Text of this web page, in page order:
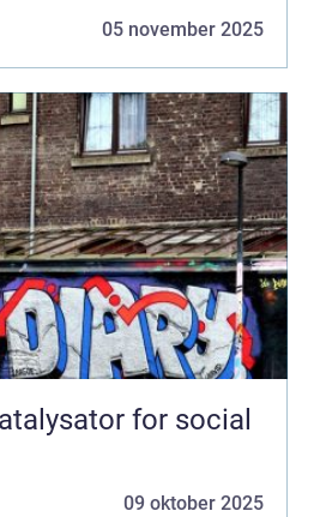
05 november 2025
for social
09 oktober 2025